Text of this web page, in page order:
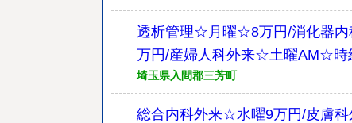
透析管理☆月曜☆8万円/消化器
万円/産婦人科外来☆土曜AM☆時
埼玉県入間郡三芳町
総合内科外来☆水曜9万円/皮膚